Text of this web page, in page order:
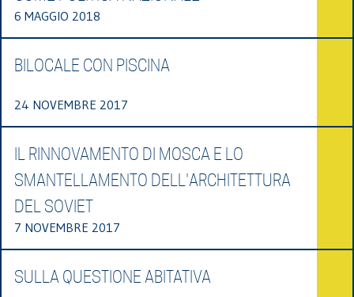
6 MAGGIO 2018
BILOCALE CON PISCINA
24 NOVEMBRE 2017
IL RINNOVAMENTO DI MOSCA E LO
SMANTELLAMENTO DELL'ARCHITETTURA
DEL SOVIET
7 NOVEMBRE 2017
SULLA QUESTIONE ABITATIVA